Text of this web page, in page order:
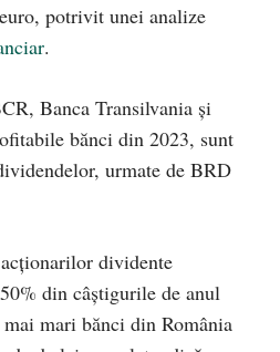
potrivit unei analize
.
Banca Transilvania şi
bănci din 2023, sunt
urmate de BRD
dividente
din câştigurile de anul
mari bănci din România